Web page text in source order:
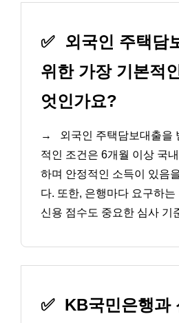
✅
외국인 주택담
위한 가장 기본적
엇인가요?
→
외국인 주택담보대출을
적인 조건은 6개월 이상 국
하며 안정적인 소득이 있음
다. 또한, 은행마다 요구하
신용 점수도 중요한 심사 기
✅ KB국민은행과